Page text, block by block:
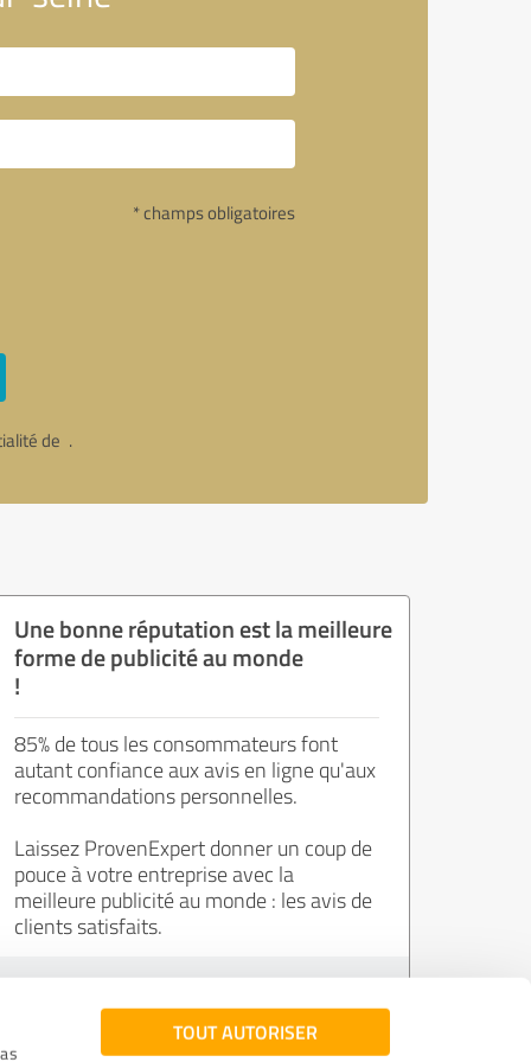
TOUT AUTORISER
* champs obligatoires
de .
Une bonne réputation est la meilleure
forme de publicité au monde
!
85% de tous les consommateurs font
autant confiance aux avis en ligne qu'aux
recommandations personnelles.
Laissez ProvenExpert donner un coup de
pouce à votre entreprise avec la
meilleure publicité au monde : les avis de
clients satisfaits.
Inscrivez-vous gratuitement !